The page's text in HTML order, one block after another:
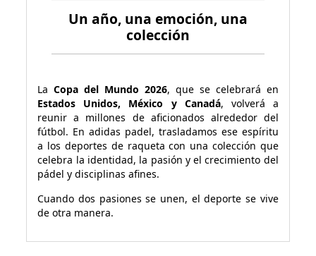
Un año, una emoción, una
colección
LaCopa del Mundo 2026, que se celebrará en
Estados Unidos, México y Canadá, volverá a
reunir a millones de aficionados alrededor del
fútbol. En adidas padel, trasladamos ese espíritu
a los deportes de raqueta con una colección que
celebra la identidad, la pasión y el crecimiento del
pádel y disciplinas afines.
Cuando dos pasiones se unen, el deporte se vive
de otra manera.